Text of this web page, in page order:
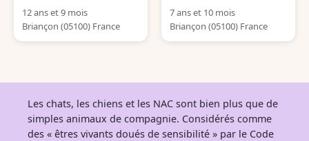
12 ans et 9 mois
Briançon (05100) France
7 ans et 10 mois
Briançon (05100) France
Les chats, les chiens et les NAC sont bien plus que de
simples animaux de compagnie. Considérés comme
des « êtres vivants doués de sensibilité » par le Code